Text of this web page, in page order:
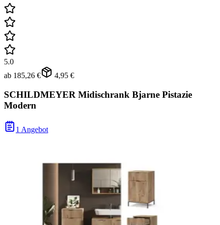
5.0
ab 185,26 € 4,95 €
SCHILDMEYER Midischrank Bjarne Pistazie
Modern
1 Angebot